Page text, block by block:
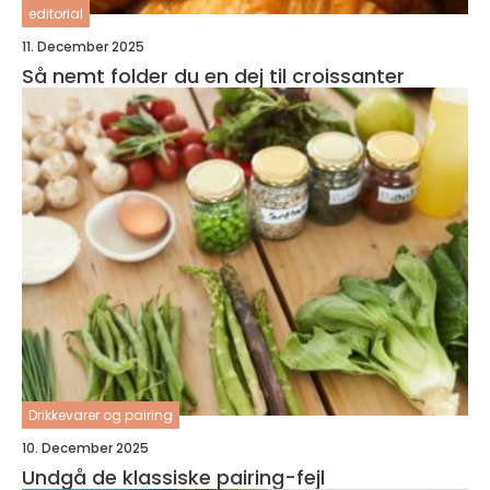
editorial
11. December 2025
Så nemt folder du en dej til croissanter
Drikkevarer og pairing
10. December 2025
Undgå de klassiske pairing-fejl